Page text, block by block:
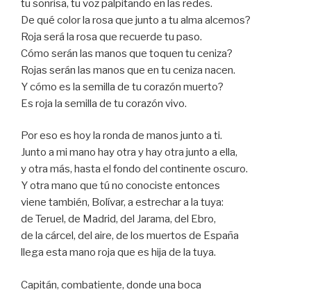
tu sonrisa, tu voz palpitando en las redes.
De qué color la rosa que junto a tu alma alcemos?
Roja será la rosa que recuerde tu paso.
Cómo serán las manos que toquen tu ceniza?
Rojas serán las manos que en tu ceniza nacen.
Y cómo es la semilla de tu corazón muerto?
Es roja la semilla de tu corazón vivo.
Por eso es hoy la ronda de manos junto a ti.
Junto a mi mano hay otra y hay otra junto a ella,
y otra más, hasta el fondo del continente oscuro.
Y otra mano que tú no conociste entonces
viene también, Bolívar, a estrechar a la tuya:
de Teruel, de Madrid, del Jarama, del Ebro,
de la cárcel, del aire, de los muertos de España
llega esta mano roja que es hija de la tuya.
Capitán, combatiente, donde una boca